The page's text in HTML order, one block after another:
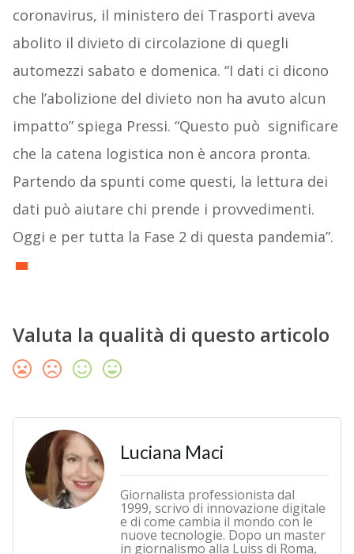
coronavirus, il ministero dei Trasporti aveva
abolito il divieto di circolazione di quegli
automezzi sabato e domenica. “I dati ci dicono
che l’abolizione del divieto non ha avuto alcun
impatto” spiega Pressi. “Questo può significare
che la catena logistica non è ancora pronta.
Partendo da spunti come questi, la lettura dei
dati può aiutare chi prende i provvedimenti.
Oggi e per tutta la Fase 2 di questa pandemia”.
Valuta la qualità di questo articolo
Luciana Maci
Giornalista professionista dal
1999, scrivo di innovazione digitale
e di come cambia il mondo con le
nuove tecnologie. Dopo un master
in giornalismo alla Luiss di Roma,